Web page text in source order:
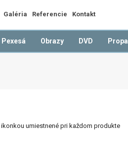
Galéria Referencie Kontakt
Pexesá Obrazy DVD
umiestnené pri každom produkte